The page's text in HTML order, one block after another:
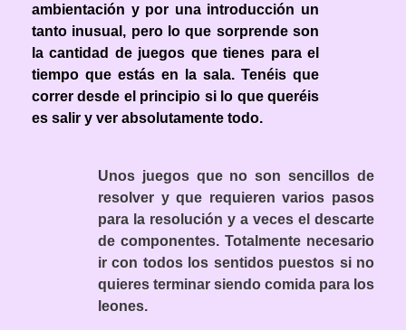
ambientación y por una introducción un
tanto inusual, pero lo que sorprende son
la cantidad de juegos que tienes para el
tiempo que estás en la sala. Tenéis que
correr desde el principio si lo que queréis
es salir y ver absolutamente todo.
Unos juegos que no son sencillos de
resolver y que requieren varios pasos
para la resolución y a veces el descarte
de componentes. Totalmente necesario
ir con todos los sentidos puestos si no
quieres terminar siendo comida para los
leones.